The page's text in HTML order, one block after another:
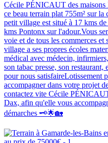
Cécile PÉNICAUT des
ce beau terrain plat 755m² sur
petit village est situé à 17 kms
kms Pontonx sur l'adour.Vous
voie et de tous les commerces
village a ses propres écoles
médical avec médecin,
son tabac presse, son
pour nous satisfaireLotissement
accompagner dans votre projet
contactez vite Cécile
Dax, afin qu'elle vous
démarches 🗝️🌟🏡